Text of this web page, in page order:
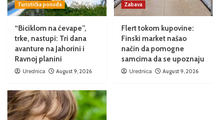
Turistička ponuda
“Biciklom na ćevape”,
trke, nastupi: Tri dana
avanture na Jahorini i
Ravnoj planini
Urednica August 9, 2026
Zabava
Flert tokom kupovine:
Finski market našao
način da pomogne
samcima da se upoznaju
Urednica August 9, 2026